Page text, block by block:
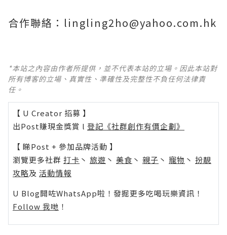
合作聯絡：lingling2ho@yahoo.com.hk
*本站之內容由作者所提供，並不代表本站的立場。因此本站對
所有博客的立場、真實性、準確性及完整性不負任何法律責
任。
【 U Creator 招募 】
出Post賺現金獎賞 l 登記《社群創作有價企劃》
【 睇Post + 參加品牌活動 】
瀏覽更多社群 打卡 丶 旅遊 丶 美食 丶 親子 丶 寵物 丶 扮靚
攻略及 活動情報
U Blog開咗WhatsApp啦！發掘更多吃喝玩樂資訊！
Follow 我哋 ！